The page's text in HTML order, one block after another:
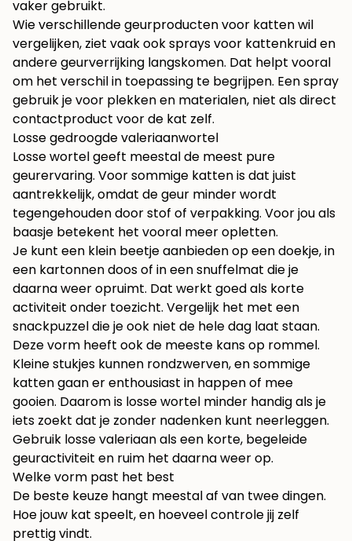
vaker gebruikt.
Wie verschillende geurproducten voor katten wil
vergelijken, ziet vaak ooksprays voor kattenkruid en
andere geurverrijking langskomen. Dat helpt vooral
om het verschil in toepassing te begrijpen. Een spray
gebruik je voor plekken en materialen, niet als direct
contactproduct voor de kat zelf.
Losse gedroogde valeriaanwortel
Losse wortel geeft meestal de meest pure
geurervaring. Voor sommige katten is dat juist
aantrekkelijk, omdat de geur minder wordt
tegengehouden door stof of verpakking. Voor jou als
baasje betekent het vooral meer opletten.
Je kunt een klein beetje aanbieden op een doekje, in
een kartonnen doos of in een snuffelmat die je
daarna weer opruimt. Dat werkt goed als korte
activiteit onder toezicht. Vergelijk het met een
snackpuzzel die je ook niet de hele dag laat staan.
Deze vorm heeft ook de meeste kans op rommel.
Kleine stukjes kunnen rondzwerven, en sommige
katten gaan er enthousiast in happen of mee
gooien. Daarom is losse wortel minder handig als je
iets zoekt dat je zonder nadenken kunt neerleggen.
Gebruik losse valeriaan als een korte, begeleide
geuractiviteit en ruim het daarna weer op.
Welke vorm past het best
De beste keuze hangt meestal af van twee dingen.
Hoe jouw kat speelt, en hoeveel controle jij zelf
prettig vindt.